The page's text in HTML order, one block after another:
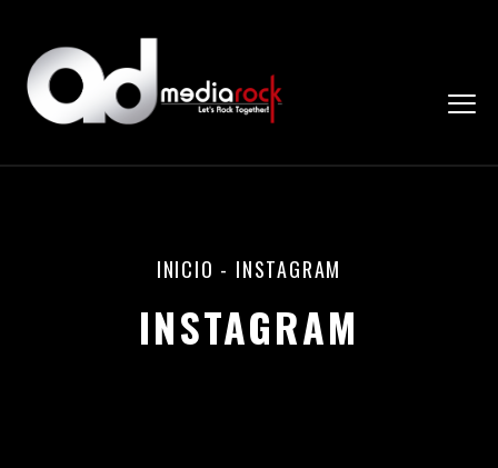
INICIO - INSTAGRAM
INSTAGRAM